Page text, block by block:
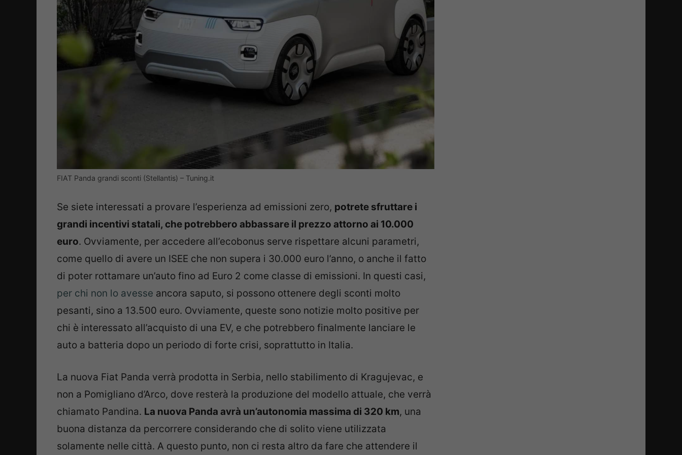
FIAT Panda grandi sconti (Stellantis) – Tuning.it
Se siete interessati a provare l’esperienza ad emissioni zero, potrete sfruttare i
grandi incentivi statali, che potrebbero abbassare il prezzo attorno ai 10.000
euro. Ovviamente, per accedere all’ecobonus serve rispettare alcuni parametri,
come quello di avere un ISEE che non supera i 30.000 euro l’anno, o anche il fatto
di poter rottamare un’auto fino ad Euro 2 come classe di emissioni. In questi casi,
per chi non lo avesse ancora saputo, si possono ottenere degli sconti molto
pesanti, sino a 13.500 euro. Ovviamente, queste sono notizie molto positive per
chi è interessato all’acquisto di una EV, e che potrebbero finalmente lanciare le
auto a batteria dopo un periodo di forte crisi, soprattutto in Italia.
La nuova Fiat Panda verrà prodotta in Serbia, nello stabilimento di Kragujevac, e
non a Pomigliano d’Arco, dove resterà la produzione del modello attuale, che verrà
chiamato Pandina. La nuova Panda avrà un’autonomia massima di 320 km, una
buona distanza da percorrere considerando che di solito viene utilizzata
solamente nelle città. A questo punto, non ci resta altro da fare che attendere il